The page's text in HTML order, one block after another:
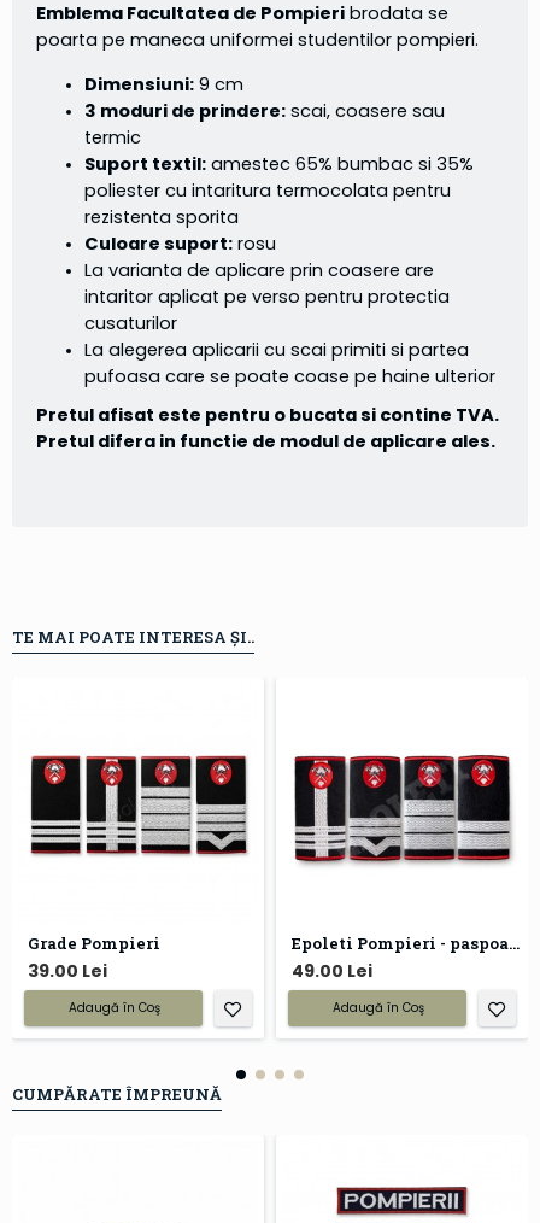
Emblema Facultatea de Pompieri brodata se
poarta pe maneca uniformei studentilor pompieri.
Dimensiuni: 9 cm
3 moduri de prindere: scai, coasere sau
termic
Suport textil: amestec 65% bumbac si 35%
poliester cu intaritura termocolata pentru
rezistenta sporita
Culoare suport: rosu
La varianta de aplicare prin coasere are
intaritor aplicat pe verso pentru protectia
cusaturilor
La alegerea aplicarii cu scai primiti si partea
pufoasa care se poate coase pe haine ulterior
Pretul afisat este pentru o bucata si contine TVA.
Pretul difera in functie de modul de aplicare ales.
TE MAI POATE INTERESA ȘI..
Grade Pompieri
39.00 Lei
Adaugă în Coş
Epoleti Pompieri - paspoal negru
49.00 Lei
Adaugă în Coş
CUMPĂRATE ÎMPREUNĂ